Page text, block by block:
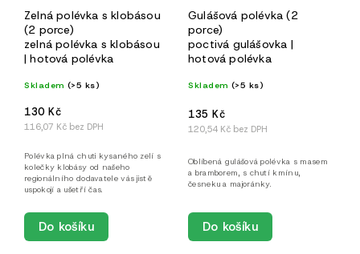
Zelná polévka s klobásou
(2 porce)
zelná polévka s klobásou
| hotová polévka
Skladem (>5 ks)
116,07 Kč bez DPH
130 Kč
Do košíku
Polévka plná chuti kysaného zelí s
kolečky klobásy od našeho
regionálního dodavatele vás jistě
uspokojí a ušetří čas.
Gulášová polévka (2
porce)
poctivá gulášovka |
hotová polévka
Skladem (>5 ks)
120,54 Kč bez DPH
135 Kč
Do košíku
Oblíbená gulášová polévka s masem
a bramborem, s chutí kmínu,
česneku a majoránky.